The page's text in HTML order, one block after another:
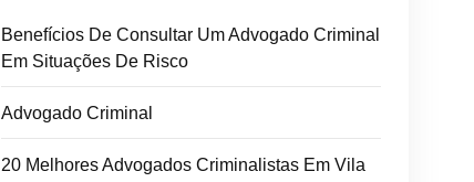
Benefícios De Consultar Um Advogado Criminal
Em Situações De Risco
Advogado Criminal
20 Melhores Advogados Criminalistas Em Vila